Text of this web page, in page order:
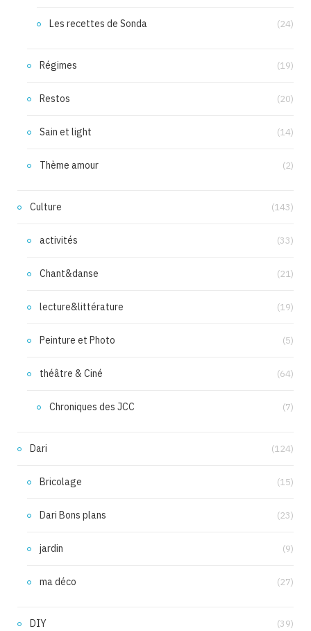
Les recettes de Sonda (24)
Régimes (19)
Restos (20)
Sain et light (14)
Thème amour (2)
Culture (143)
activités (33)
Chant&danse (21)
lecture&littérature (19)
Peinture et Photo (5)
théâtre & Ciné (64)
Chroniques des JCC (7)
Dari (124)
Bricolage (15)
Dari Bons plans (23)
jardin (9)
ma déco (27)
DIY (39)